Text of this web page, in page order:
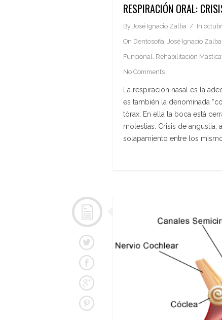
RESPIRACIÓN ORAL:
By José Ignacio Zalba In
On Dentosofia José Ignacio Zalba
Funcional Rehabilitación
No Comments
La respiración nasal es la
es también la denominada
tórax. En ella la boca está
molestias. Crisis de angustia,
solapamiento entre los